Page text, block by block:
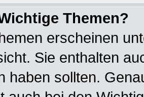
Themen?
erscheinen
Sie enthalten
haben sollten.